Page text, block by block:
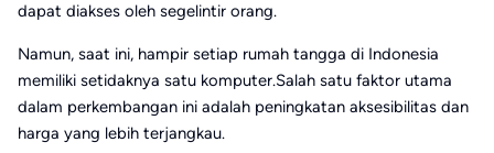
dapat diakses oleh segelintir orang.
Namun, saat ini, hampir setiap rumah tangga di Indonesia
memiliki setidaknya satu komputer.Salah satu faktor utama
dalam perkembangan ini adalah peningkatan aksesibilitas dan
harga yang lebih terjangkau.